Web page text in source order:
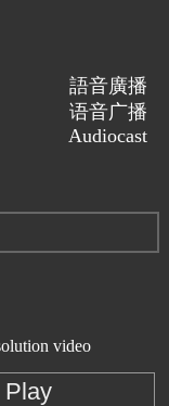
語音廣播
语音广播
Audiocast
video
Play